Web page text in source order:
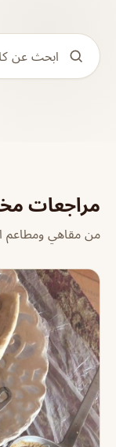
مراجعات
من مقاهي ومطاعم